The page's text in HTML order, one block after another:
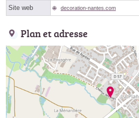
Site web decoration-nantes.com
Plan et adresse